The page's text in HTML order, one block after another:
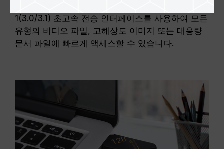
1(3.0/3.1) 초고속 전송 인터페이스를 사용하여 모든
유형의 비디오 파일, 고해상도 이미지 또는 대용량
문서 파일에 빠르게 액세스할 수 있습니다.